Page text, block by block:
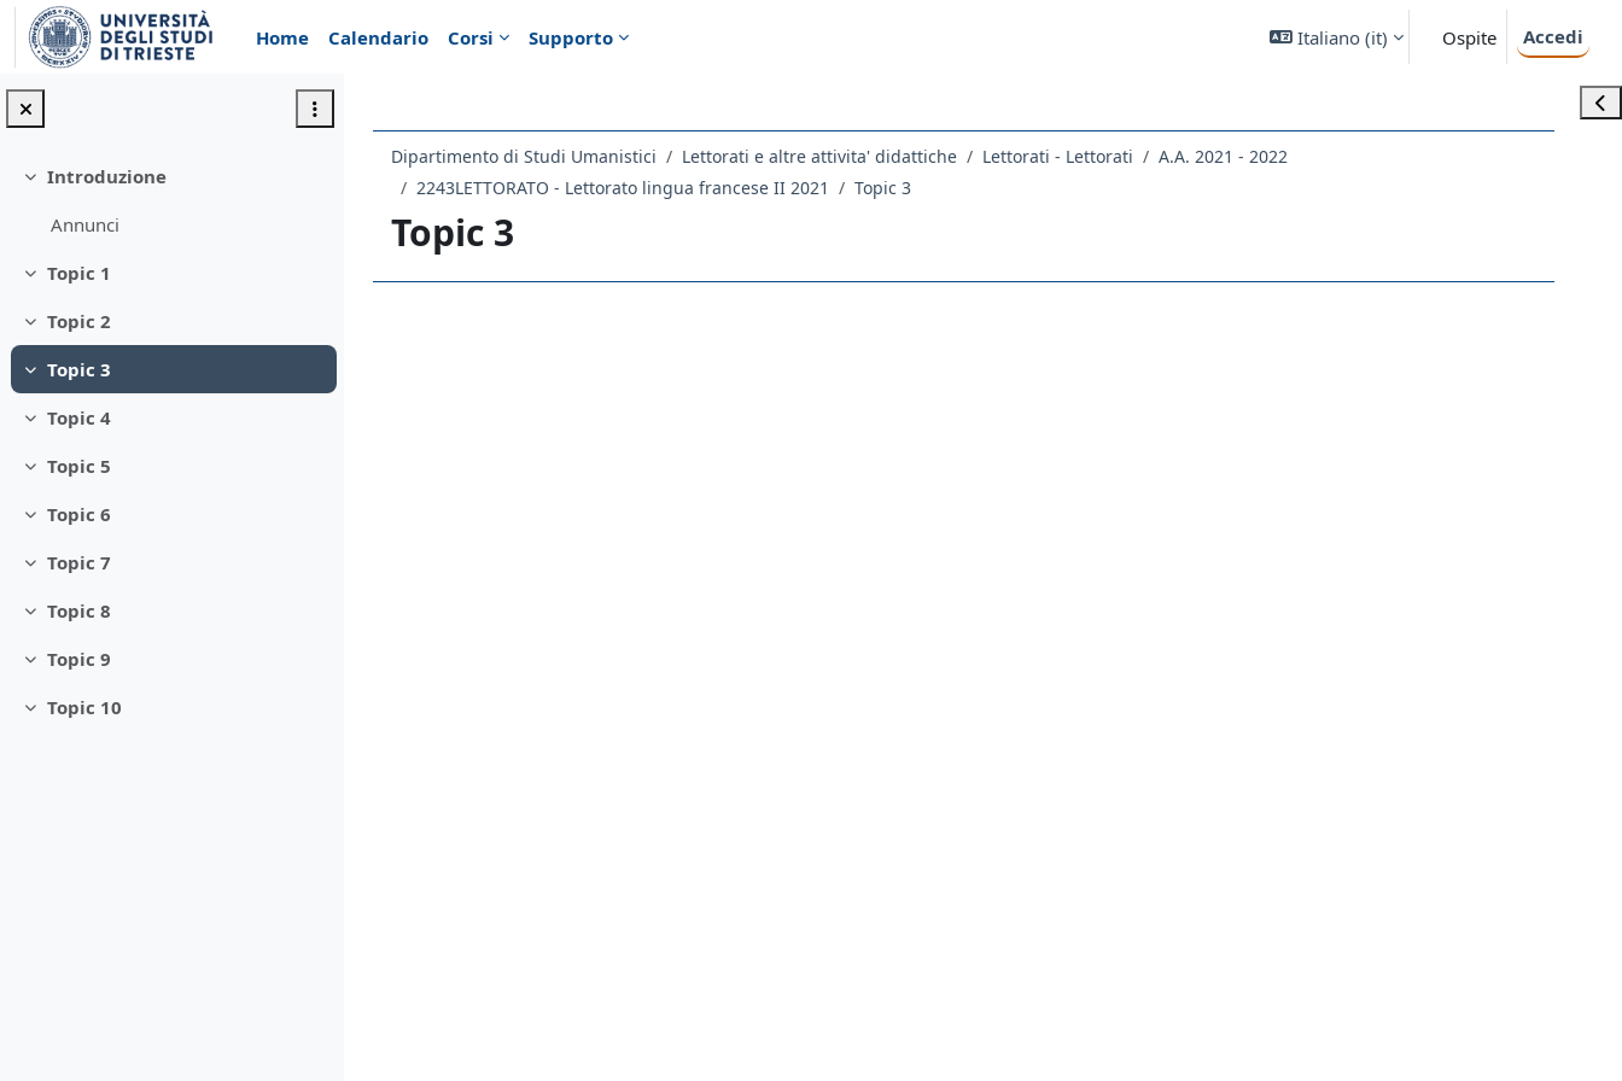
Vai al contenuto principale
Home
Calendario Corsi Supporto Italiano ‎(it)‎ Ospite Accedi
Minimizza
Introduzione
Annunci
Minimizza
Topic 1
Minimizza
Topic 2
Minimizza
Topic 3
Minimizza
Topic 4
Minimizza
Topic 5
Minimizza
Topic 6
Minimizza
Topic 7
Minimizza
Topic 8
Minimizza
Topic 9
Minimizza
Topic 10
Dipartimento di Studi Umanistici Lettorati e altre attivita' didattiche Lettorati - Lettorati
A.A. 2021 - 2022
2243LETTORATO - Lettorato lingua francese II 2021
Topic 3
Topic 3